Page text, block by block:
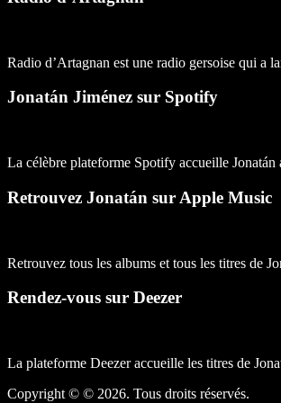
Radio d’Artagnan est une radio gersoise qui a
Jonatán Jiménez sur Spotify
La célèbre plateforme Spotify accueille
Retrouvez Jonatán sur Apple Music
Retrouvez tous les albums et tous les titres de
Rendez-vous sur Deezer
La plateforme Deezer accueille les titres de
Copyright © © 2026. Tous droits réservés.